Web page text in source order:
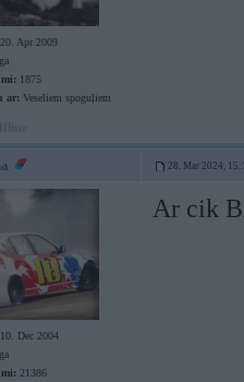
20. Apr 2009
1875
ar: Veseliem spoguļiem
28. Mar 2024,
10. Dec 2004
21386
Ar cik